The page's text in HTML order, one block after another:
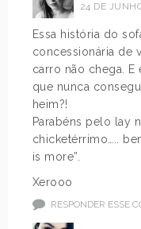
24 DE
Essa história do
concessionária de
carro não chega. E
que nunca
heim?!
Parabéns pelo lay
chicketérrimo…..
is more”.
Xerooo
RESPONDER ESSE